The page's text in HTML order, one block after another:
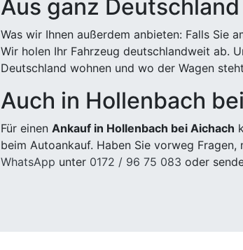
Aus ganz
Was wir Ihnen außerdem anbieten: Falls Sie
Wir holen Ihr Fahrzeug deutschlandweit ab.
Deutschland wohnen und wo der Wagen
Auch in Hollenbach
Für einen Ankauf in Hollenbach bei Aichach
beim Autoankauf. Haben Sie vorweg
WhatsApp unter 0172 / 96 75 083 oder